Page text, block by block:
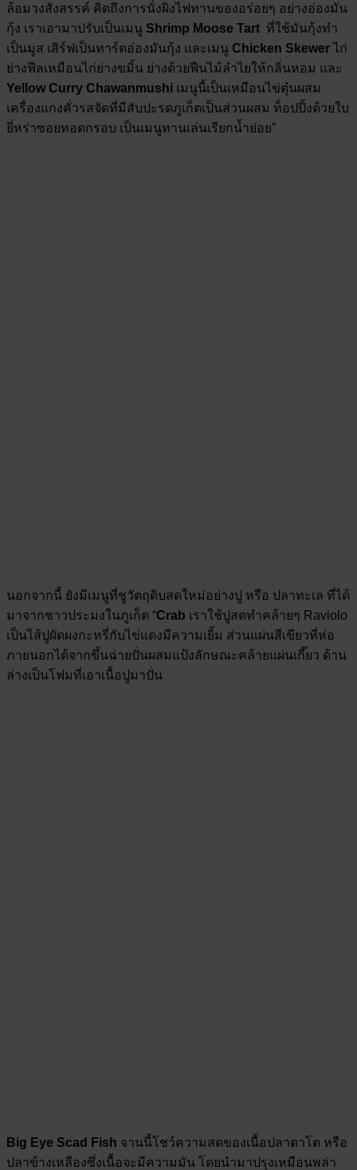
ล้อมวงสังสรรค์ คิดถึงการนั่งผิงไฟทานของอร่อยๆ อย่างอ่องมัน
กุ้ง เราเอามาปรับเป็นเมนู Shrimp Moose Tart ที่ใช้มันกุ้งทำ
เป็นมูส เสิร์ฟเป็นทาร์ตอ่องมันกุ้ง และเมนู Chicken Skewer ไก่
ย่างฟีลเหมือนไก่ย่างขมิ้น ย่างด้วยฟืนไม้ลำไยให้กลิ่นหอม และ
Yellow Curry Chawanmushi เมนูนี้เป็นเหมือนไข่ตุ๋นผสม
เครื่องแกงคั่วรสจัดที่มีสับปะรดภูเก็ตเป็นส่วนผสม ท็อปปิ้งด้วยใบ
ยี่หร่าซอยทอดกรอบ เป็นเมนูทานเล่นเรียกน้ำย่อย”
นอกจากนี้ ยังมีเมนูที่ชูวัตถุดิบสดใหม่อย่างปู หรือ ปลาทะเล ที่ได้
มาจากชาวประมงในภูเก็ต “Crab เราใช้ปูสดทำคล้ายๆ Raviolo
เป็นไส้ปูผัดผงกะหรี่กับไข่แดงมีความเยิ้ม ส่วนแผ่นสีเขียวที่ห่อ
ภายนอกได้จากขึ้นฉ่ายปั่นผสมแป้งลักษณะคล้ายแผ่นเกี๊ยว ด้าน
ล่างเป็นโฟมที่เอาเนื้อปูมาปั่น
Big Eye Scad Fish จานนี้โชว์ความสดของเนื้อปลาตาโต หรือ
ปลาข้างเหลืองซึ่งเนื้อจะมีความมัน โดยนำมาปรุงเหมือนพล่า